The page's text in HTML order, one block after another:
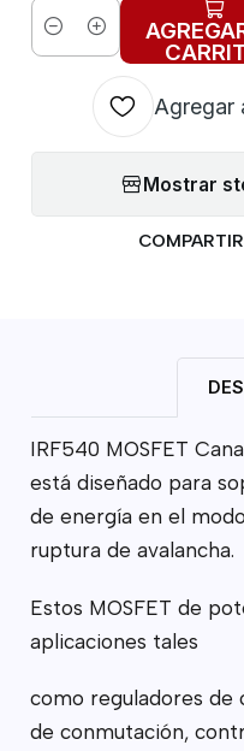
Cantidad
Agregar
Mostrar
IRF540 MOSFET
está diseñado para
de energía en el
ruptura de avalancha.
Estos MOSFET de
aplicaciones tales
como reguladores de
de conmutación,